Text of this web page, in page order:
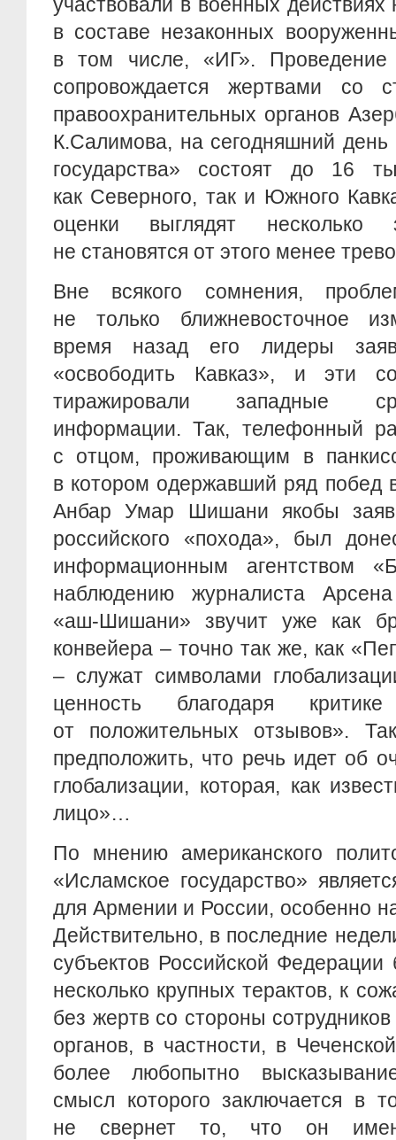
в составе незаконных
в том числе, «ИГ». Проведение
сопровождается жертвами со
правоохранительных органов
К.Салимова, на сегодняшний день
государства» состоят до 16
как Северного, так и Южного
оценки выглядят несколько
не становятся от этого менее
Вне всякого сомнения,
не только ближневосточное
время назад его лидеры
«освободить Кавказ», и эти
тиражировали западные
информации. Так, телефонный
с отцом, проживающим в
в котором одержавший ряд побед
Анбар Умар Шишани якобы
российского «похода», был
информационным агентством
наблюдению журналиста
«аш-Шишани» звучит уже как
конвейера – точно так же, как
– служат символами
ценность благодаря
от положительных отзывов».
предположить, что речь идет об
глобализации, которая, как
лицо»…
По мнению американского
«Исламское государство»
для Армении и России, особенно
Действительно, в последние
субъектов Российской
несколько крупных терактов, к
без жертв со стороны
органов, в частности, в
более любопытно
смысл которого заключается в
не свернет то, что он